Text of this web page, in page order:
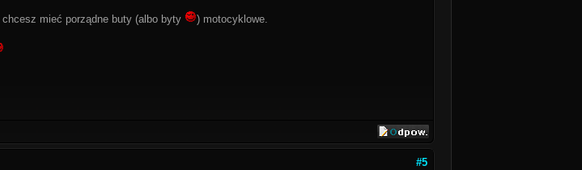
mieć porządne buty (albo byty ) motocyklowe.
#5